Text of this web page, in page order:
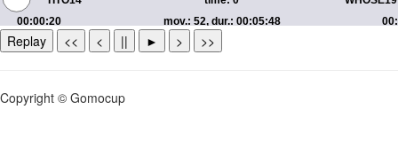
Replay << < || ► > >>
Copyright © Gomocup